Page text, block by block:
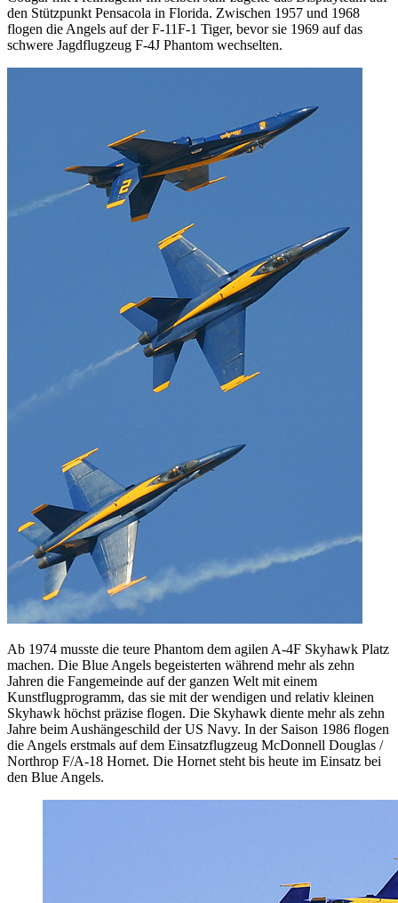
den Stützpunkt Pensacola in Florida. Zwischen 1957 und 1968
flogen die Angels auf der F-11F-1 Tiger, bevor sie 1969 auf das
schwere Jagdflugzeug F-4J Phantom wechselten.
Ab 1974 musste die teure Phantom dem agilen A-4F Skyhawk Platz
machen. Die Blue Angels begeisterten während mehr als zehn
Jahren die Fangemeinde auf der ganzen Welt mit einem
Kunstflugprogramm, das sie mit der wendigen und relativ kleinen
Skyhawk höchst präzise flogen. Die Skyhawk diente mehr als zehn
Jahre beim Aushängeschild der US Navy. In der Saison 1986 flogen
die Angels erstmals auf dem Einsatzflugzeug McDonnell Douglas /
Northrop F/A-18 Hornet. Die Hornet steht bis heute im Einsatz bei
den Blue Angels.